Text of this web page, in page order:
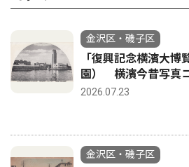
金沢区・磯子区
「復興記念横濱大
園） 横濱今昔写真
2026.07.23
金沢区・磯子区